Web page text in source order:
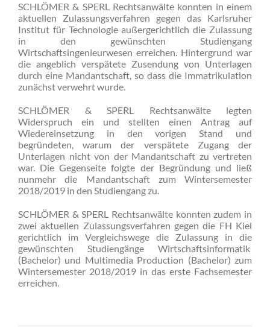
SCHLÖMER & SPERL Rechtsanwälte konnten in einem
aktuellen Zulassungsverfahren gegen das Karlsruher
Institut für Technologie außergerichtlich die Zulassung
in den gewünschten Studiengang
Wirtschaftsingenieurwesen erreichen. Hintergrund war
die angeblich verspätete Zusendung von Unterlagen
durch eine Mandantschaft, so dass die Immatrikulation
zunächst verwehrt wurde.
SCHLÖMER & SPERL Rechtsanwälte legten
Widerspruch ein und stellten einen Antrag auf
Wiedereinsetzung in den vorigen Stand und
begründeten, warum der verspätete Zugang der
Unterlagen nicht von der Mandantschaft zu vertreten
war. Die Gegenseite folgte der Begründung und ließ
nunmehr die Mandantschaft zum Wintersemester
2018/2019 in den Studiengang zu.
SCHLÖMER & SPERL Rechtsanwälte konnten zudem in
zwei aktuellen Zulassungsverfahren gegen die FH Kiel
gerichtlich im Vergleichswege die Zulassung in die
gewünschten Studiengänge Wirtschaftsinformatik
(Bachelor) und Multimedia Production (Bachelor) zum
Wintersemester 2018/2019 in das erste Fachsemester
erreichen.